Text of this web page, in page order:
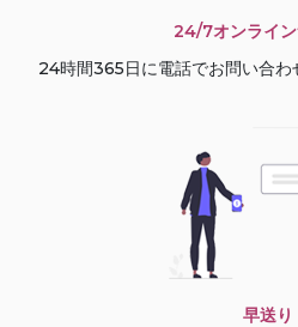
24/7オンライン
24時間365日に電話でお問い合
早送り